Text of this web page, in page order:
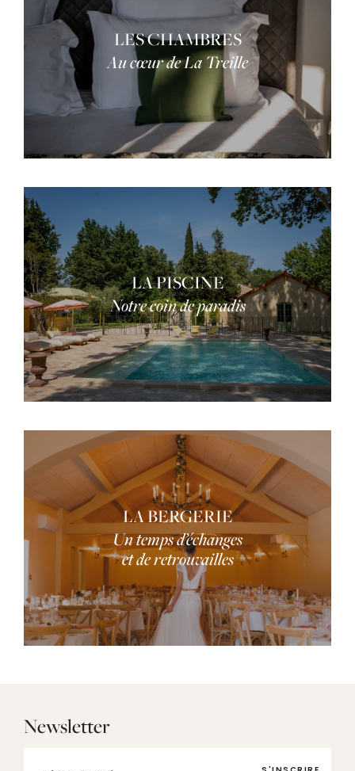
LES CHAMBRES
Au cœur de La Treille
LA PISCINE
Notre coin de paradis
LA BERGERIE
Un temps d’échanges
et de retrouvailles
Newsletter